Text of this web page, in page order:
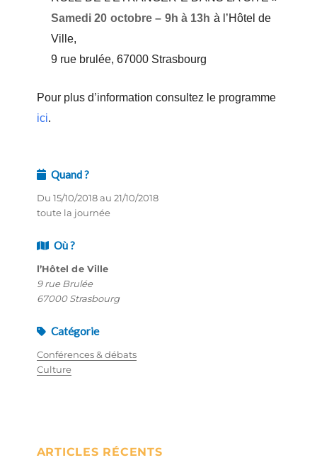
Samedi 20 octobre – 9h à 13h à l’Hôtel de
Ville,
9 rue brulée, 67000 Strasbourg
Pour plus d’information consultez le programme
ici.
Quand ?
Du 15/10/2018 au 21/10/2018
toute la journée
Où ?
l’Hôtel de Ville
9 rue Brulée
67000 Strasbourg
Catégorie
Conférences & débats
Culture
ARTICLES RÉCENTS